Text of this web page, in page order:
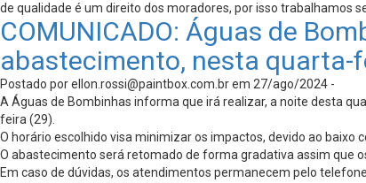
de qualidade é um direito dos moradores, por isso trabalhamos
COMUNICADO: Águas de
abastecimento, nesta quarta-
Postado porellon.rossi@paintbox.com.brem 27/ago/2024 -
A Águas de Bombinhas informa que irá realizar, a noite desta
feira (29).
O horário escolhido visa minimizar os impactos, devido ao
O abastecimento será retomado de forma gradativa assim que
Em caso de dúvidas, os atendimentos permanecem pelo